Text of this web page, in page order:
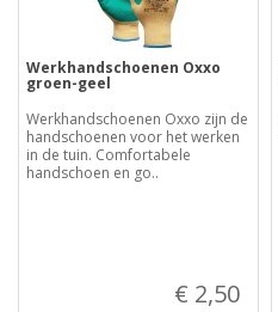
Werkhandschoenen Oxxo
groen-geel
Werkhandschoenen Oxxo zijn de
handschoenen voor het werken
in de tuin. Comfortabele
handschoen en go..
€ 2,50